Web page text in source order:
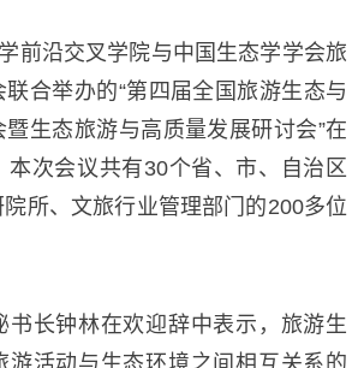
前沿交叉学院与中国生态学学会旅
合举办的“第四届全国旅游生态与
生态旅游与高质量发展研讨会”在
本次会议共有30个省、市、自治区
所、文旅行业管理部门的200多位
书长钟林在欢迎辞中表示，旅游生
游活动与生态环境之间相互关系的